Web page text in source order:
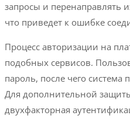
запросы и перенаправлять
что приведет к ошибке
Процесс авторизации на
подобных сервисов.
пароль, после чего
Для дополнительной
двухфакторная